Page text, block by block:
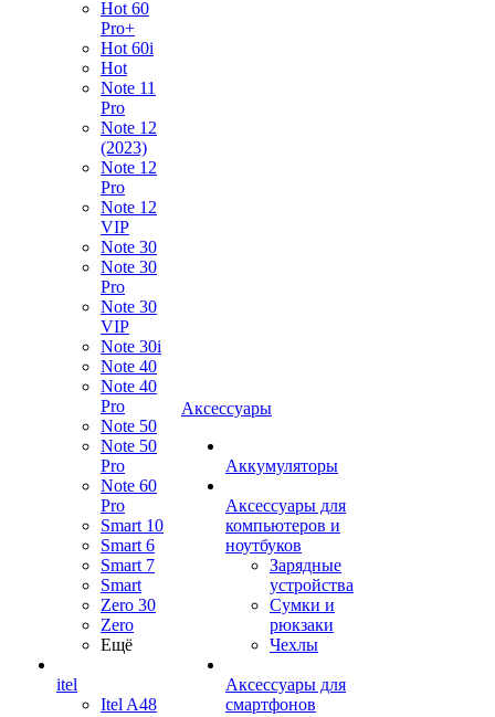
Hot 60
Pro+
Hot 60i
Hot
Note 11
Pro
Note 12
(2023)
Note 12
Pro
Note 12
VIP
Note 30
Note 30
Pro
Note 30
VIP
Note 30i
Note 40
Note 40
Pro
Note 50
Note 50
Pro
Note 60
Pro
Smart 10
Smart 6
Smart 7
Smart
Zero 30
Zero
Ещё
itel
Itel A48
Аксессуары
Аккумуляторы
Аксессуары для
компьютеров и
ноутбуков
Зарядные
устройства
Сумки и
рюкзаки
Чехлы
Аксессуары для
смартфонов